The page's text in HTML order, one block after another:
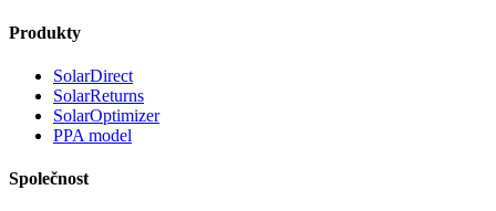
Produkty
SolarDirect
SolarReturns
SolarOptimizer
PPA model
Společnost